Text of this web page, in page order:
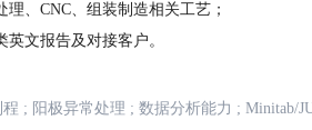
、CNC、组装制造相关工艺；
文报告及对接客户。
; 阳极异常处理 ; 数据分析能力 ; Minitab/